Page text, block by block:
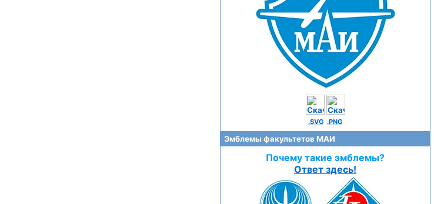
.SVG .PNG
Эмблемы факультетов МАИ
Почему такие эмблемы?
Ответ здесь!